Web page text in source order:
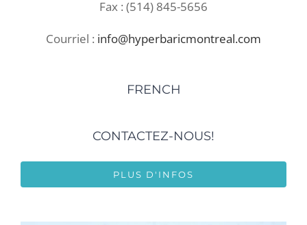
Fax : (514) 845-5656
Courriel : info@hyperbaricmontreal.com
FRENCH
CONTACTEZ-NOUS!
PLUS D'INFOS